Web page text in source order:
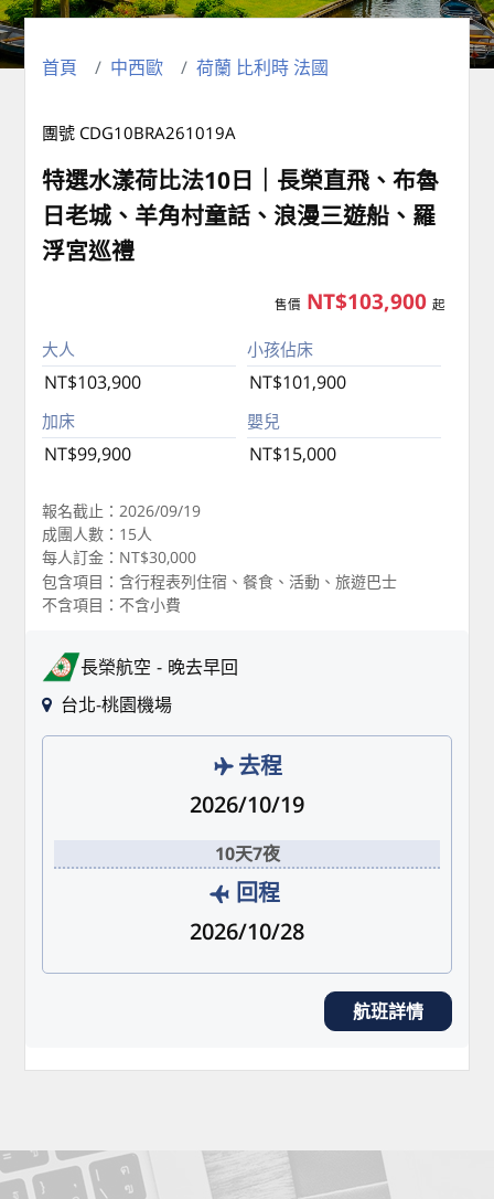
首頁 中西歐 荷蘭 比利時 法國
團號 CDG10BRA261019A
特選水漾荷比法10日｜長榮直飛、布魯
日老城、羊角村童話、浪漫三遊船、羅
浮宮巡禮
售價 NT$103,900 起
大人
NT$103,900
小孩佔床
NT$101,900
加床
NT$99,900
嬰兒
NT$15,000
報名截止：2026/09/19
成團人數：15人
每人訂金：NT$30,000
包含項目：含行程表列住宿、餐食、活動、旅遊巴士
不含項目：不含小費
長榮航空
晚去早回
台北-桃園機場
去程
2026/10/19
10天7夜
回程
2026/10/28
航班詳情